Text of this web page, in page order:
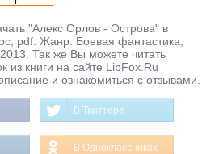
"Алекс Орлов - Острова" в
pdf. Жанр: Боевая фантастика,
Так же Вы можете читать
из книги на сайте LibFox.Ru
и ознакомиться с отзывами.
В Твиттере
В Одноклассниках